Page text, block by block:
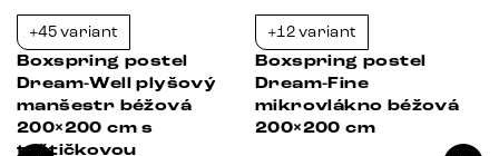
+45 variant
Boxspring postel
Dream-Well plyšový
manšestr béžová
200×200 cm s
taštičkovou
+12 variant
Boxspring postel
Dream-Fine
mikrovlákno béžová
200×200 cm